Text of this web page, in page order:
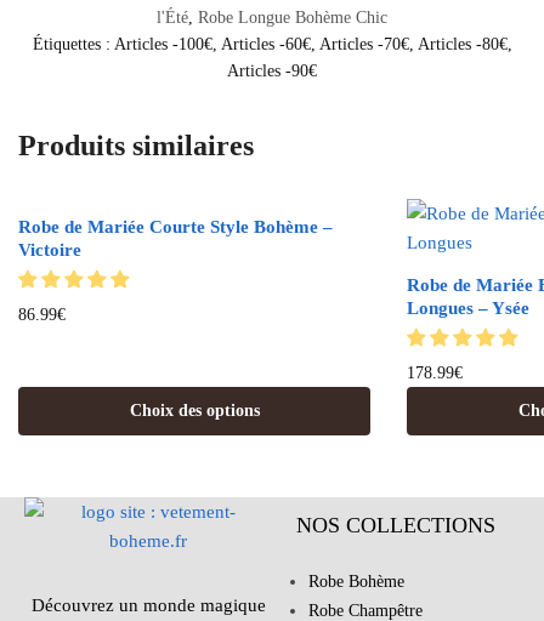
l'Été Robe Longue Bohème Chic
Étiquettes : Articles -100€, Articles -60€, Articles -70€, Articles -80€,
Articles -90€
Produits similaires
Robe de Mariée Courte Style Bohème –
Victoire
86.99€
Choix des options
Robe de Mariée
Longues – Ysée
178.99€
Découvrez un monde magique
NOS COLLECTIONS
Robe Bohème
Robe Champêtre